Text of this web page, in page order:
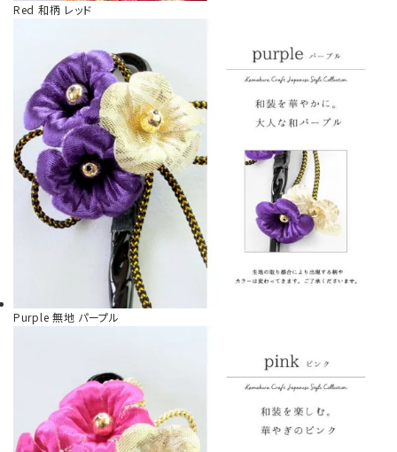
Red 和柄 レッド
Purple 無地 パープル